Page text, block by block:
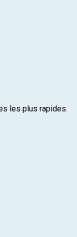
les plus rapides.